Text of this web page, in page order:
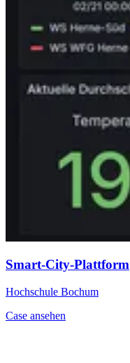
Smart-City-Plattform
Hochschule Bochum
Case ansehen